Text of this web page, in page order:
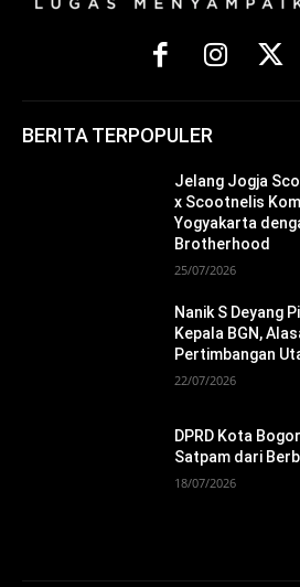
BERITA TERPOPULER
Jelang Jogja
x Scootnelis
Yogyakarta
Brotherhood
25/07/2026
Nanik S Deyang
Kepala BGN,
Pertimbangan
22/07/2026
DPRD Kota
Satpam dari
18/07/2026